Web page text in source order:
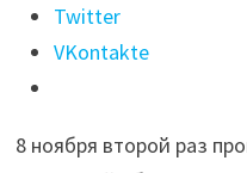
Кубок
губернатора
по
прошел
Twitter
VKontakte
8 ноября второй раз